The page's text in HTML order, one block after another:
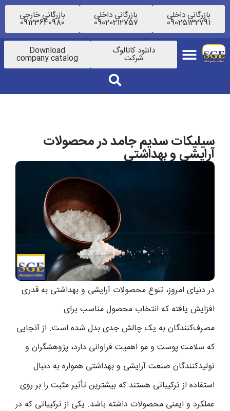
بازرگانی داخلی
09025132791
بازرگانی داخلی
09020212757
بازرگانی خارجی
09123640980
دانلود کاتالوگ
شرکت
Download
company catalog
سیلیکات سدیم جامد در محصولات
آرایشی و بهداشتی
در دنیای امروز، تنوع محصولات آرایشی و بهداشتی به قدری
افزایش یافته که انتخاب محصول مناسب برای
مصرف‌کنندگان به یک چالش جدی بدل شده است. از آنجایی
که سلامت پوست و مو اهمیت فراوانی دارد، پژوهشگران و
تولیدکنندگان صنعت آرایشی و بهداشتی همواره به دنبال
استفاده از ترکیباتی هستند که بیشترین تأثیر مثبت را بر روی
عملکرد و ایمنی محصولات داشته باشد. یکی از ترکیباتی که در